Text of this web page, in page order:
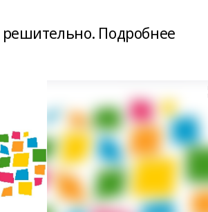
решительно. Подробнее